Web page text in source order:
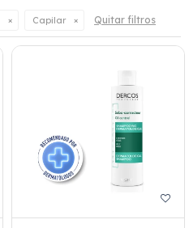
Capilar Quitar filtros